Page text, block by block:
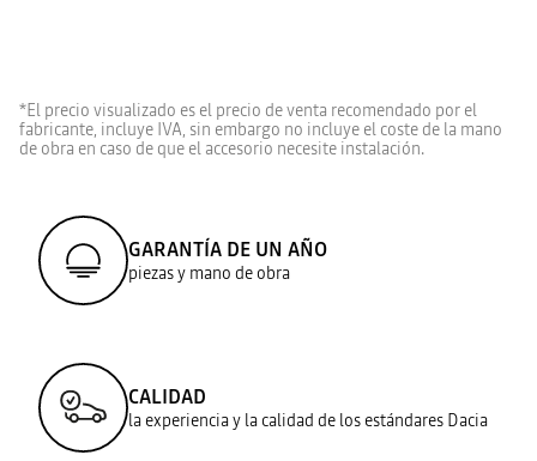
*El precio visualizado es el precio de venta recomendado por el
fabricante, incluye IVA, sin embargo no incluye el coste de la mano
de obra en caso de que el accesorio necesite instalación.
GARANTÍA DE UN AÑO
piezas y mano de obra
CALIDAD
la experiencia y la calidad de los estándares Dacia